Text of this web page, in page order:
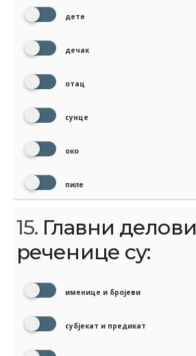
дете
дечак
отац
сунце
око
пиле
15. Главни делови
реченице су:
именице и бројеви
субјекат и предикат